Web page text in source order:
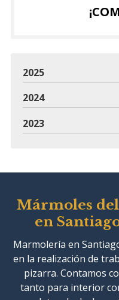
2025
2024
2023
Mármoles
en
Marmolería en
en la realización de
pizarra. Contamos
tanto para interior